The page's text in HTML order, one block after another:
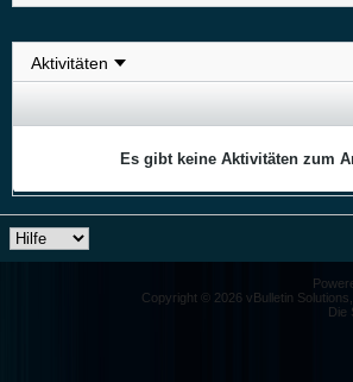
Es gibt keine Aktivitäten zum
Copyright © 2026 vBulletin
Die